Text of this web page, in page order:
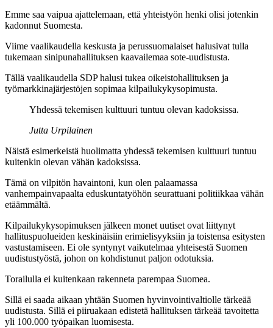
Emme saa vaipua ajattelemaan, että yhteistyön henki olisi jotenkin
kadonnut Suomesta.
Viime vaalikaudella keskusta ja perussuomalaiset halusivat tulla
tukemaan sinipunahallituksen kaavailemaa sote-uudistusta.
Tällä vaalikaudella SDP halusi tukea oikeistohallituksen ja
työmarkkinajärjestöjen sopimaa kilpailukykysopimusta.
Yhdessä tekemisen kulttuuri tuntuu olevan kadoksissa.
Jutta Urpilainen
Näistä esimerkeistä huolimatta yhdessä tekemisen kulttuuri tuntuu
kuitenkin olevan vähän kadoksissa.
Tämä on vilpitön havaintoni, kun olen palaamassa
vanhempainvapaalta eduskuntatyöhön seurattuani politiikkaa vähän
etäämmältä.
Kilpailukykysopimuksen jälkeen monet uutiset ovat liittynyt
hallituspuolueiden keskinäisiin erimielisyyksiin ja toistensa esitysten
vastustamiseen. Ei ole syntynyt vaikutelmaa yhteisestä Suomen
uudistustyöstä, johon on kohdistunut paljon odotuksia.
Torailulla ei kuitenkaan rakenneta parempaa Suomea.
Sillä ei saada aikaan yhtään Suomen hyvinvointivaltiolle tärkeää
uudistusta. Sillä ei piiruakaan edistetä hallituksen tärkeää tavoitetta
yli 100.000 työpaikan luomisesta.